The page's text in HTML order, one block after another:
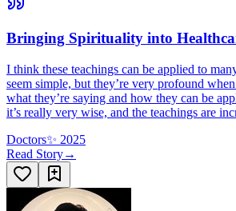
Bringing Spirituality into
I think these teachings can be applied to
seem simple, but they’re very profound
what they’re saying and how they can be
it’s really very wise, and the teachings are
Doctors✨ 2025
Read Story→